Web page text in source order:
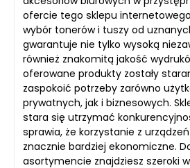
ofercie tego sklepu
wybór tonerów i tuszy od
gwarantuje nie tylko wysoką
również znakomitą jakość
oferowane produkty zostały
zaspokoić potrzeby zarówno
prywatnych, jak i biznesowych.
stara się utrzymać
sprawia, że korzystanie z
znacznie bardziej ekonomiczne.
asortymencie znajdziesz szeroki